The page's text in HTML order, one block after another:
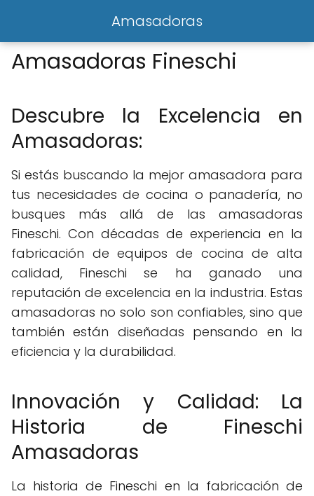
Amasadoras
Amasadoras Fineschi
Descubre la Excelencia en
Amasadoras:
Si estás buscando la mejor amasadora para
tus necesidades de cocina o panadería, no
busques más allá de las amasadoras
Fineschi. Con décadas de experiencia en la
fabricación de equipos de cocina de alta
calidad, Fineschi se ha ganado una
reputación de excelencia en la industria. Estas
amasadoras no solo son confiables, sino que
también están diseñadas pensando en la
eficiencia y la durabilidad.
Innovación y Calidad: La
Historia de Fineschi
Amasadoras
La historia de Fineschi en la fabricación de